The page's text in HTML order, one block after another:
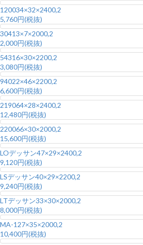
120034×32×2400,2
5,760円(税抜)
30413×7×2000,2
2,000円(税抜)
54316×30×2200,2
3,080円(税抜)
94022×46×2200,2
6,600円(税抜)
219064×28×2400,2
12,480円(税抜)
220066×30×2000,2
15,600円(税抜)
LOデッサン47×29×2400,2
9,120円(税抜)
LSデッサン40×29×2200,2
9,240円(税抜)
LTデッサン33×30×2000,2
8,000円(税抜)
MA-1 27×35×2000,2
10,400円(税抜)